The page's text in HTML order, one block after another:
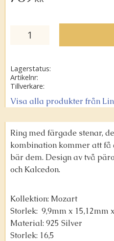
Lagerstatus
Artikelnr
Tillverkare
Visa alla produkter från
Ring med färgade stenar, d
kombination kommer attfå
bär dem. Designavtvå
och Kalcedon.
Kollektion: Mozart
Storlek: 9,9mm x 15,12mm
Material: 925 Silver
Storlek: 16,5